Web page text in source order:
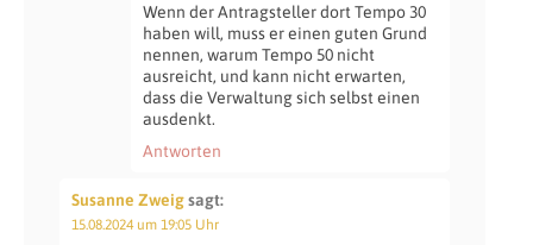
Wenn der Antragsteller dort Tempo 30
haben will, muss er einen guten Grund
nennen, warum Tempo 50 nicht
ausreicht, und kann nicht erwarten,
dass die Verwaltung sich selbst einen
ausdenkt.
Antworten
Susanne Zweigsagt:
15.08.2024 um 19:05 Uhr